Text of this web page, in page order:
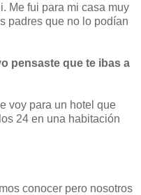
Me fui para mi casa muy
padres que no lo podían
pensaste que te ibas a
voy para un hotel que
24 en una habitación
conocer pero nosotros